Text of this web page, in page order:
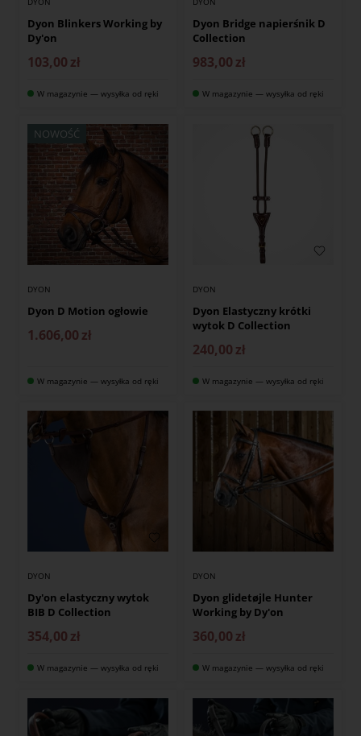
Dyon Blinkers Working by
Dy'on
103,00 zł
W magazynie — wysyłka od ręki
Dyon Bridge napierśnik D
Collection
983,00 zł
W magazynie — wysyłka od ręki
NOWOŚĆ
DYON
Dyon D Motion ogłowie
1.606,00 zł
W magazynie — wysyłka od ręki
DYON
Dyon Elastyczny krótki
wytok D Collection
240,00 zł
W magazynie — wysyłka od ręki
DYON
Dy'on elastyczny wytok
BIB D Collection
354,00 zł
W magazynie — wysyłka od ręki
DYON
Dyon glidetøjle Hunter
Working by Dy'on
360,00 zł
W magazynie — wysyłka od ręki